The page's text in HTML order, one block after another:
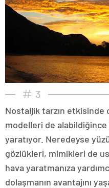
3
Nostaljik tarzın etkisinde
modelleri de
yaratıyor. Neredeyse
gözlükleri, mimikleri de
hava yaratmanıza
dolaşmanın avantajını